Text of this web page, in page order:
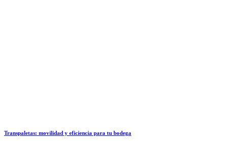
Transpaletas: movilidad y eficiencia para tu bodega